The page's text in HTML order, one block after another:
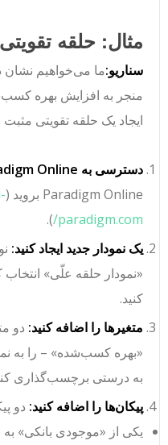
مثال: حلقه
سناریو:ما می‌خواهیم نشان
منجر به افزایش بهره
ایجاد یک حلقه تقویتی مثبت
دسترسی به Visual Paradigm Online:
Paradigm Online بروید (
paradigm.com/
).
یک نمودار جدید ایجاد کنید:نوع
«نمودار حلقه علّی» انتخاب
کنید.
متغیرها را اضافه کنید:دو
«بهره کسب‌شده» – را به
به درستی برچسب‌گذاری
پیکان‌ها را اضافه کنید:دو
یکی از «موجودی بانکی» به